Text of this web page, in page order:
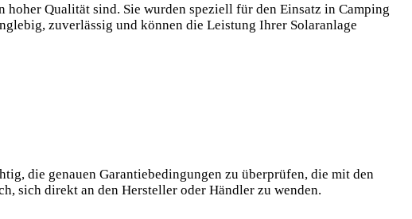
hoher Qualität sind. Sie wurden speziell für den Einsatz in Camping
zuverlässig und können die Leistung Ihrer Solaranlage
die genauen Garantiebedingungen zu überprüfen, die mit den
sich direkt an den Hersteller oder Händler zu wenden.